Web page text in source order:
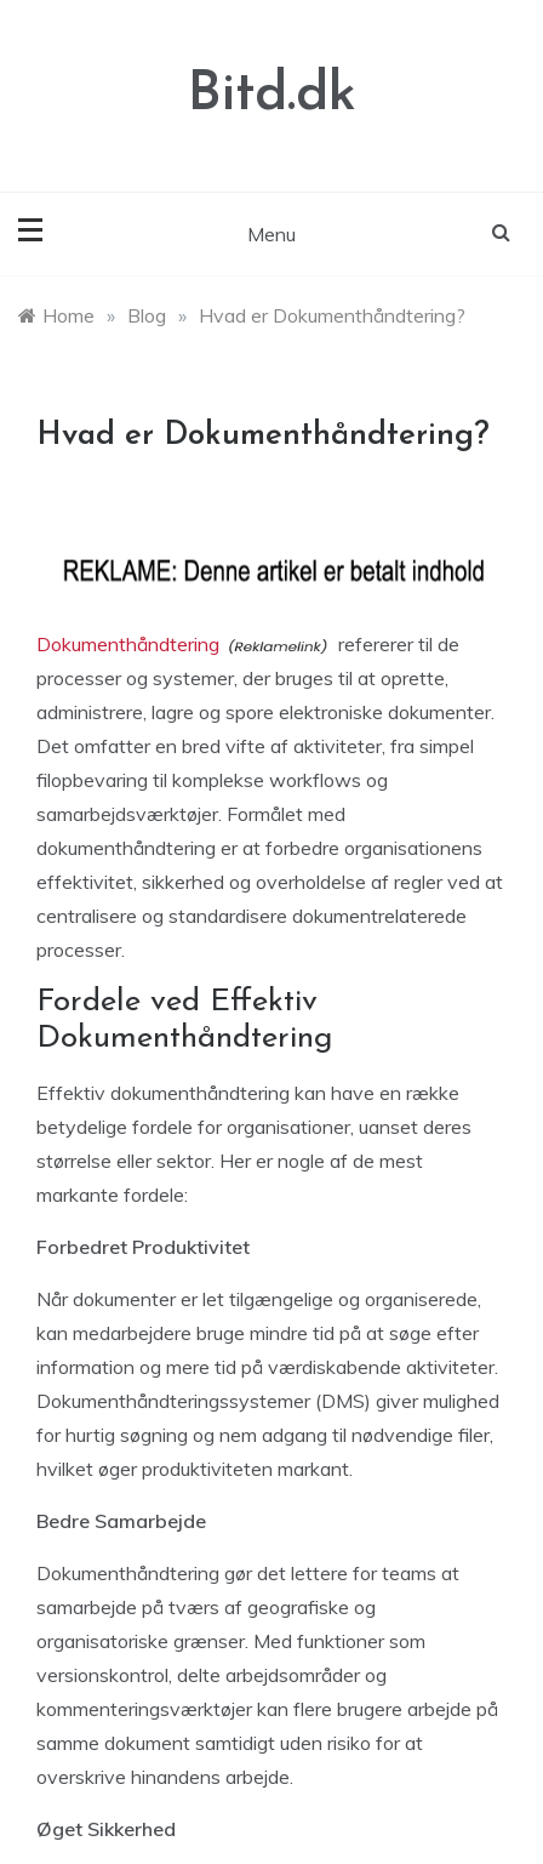
Bitd.dk
Menu
Home » Blog » Hvad er Dokumenthåndtering?
Hvad er Dokumenthåndtering?
Dokumenthåndtering
refererer til de
processer og systemer, der bruges til at oprette,
administrere, lagre og spore elektroniske dokumenter.
Det omfatter en bred vifte af aktiviteter, fra simpel
filopbevaring til komplekse workflows og
samarbejdsværktøjer. Formålet med
dokumenthåndtering er at forbedre organisationens
effektivitet, sikkerhed og overholdelse af regler ved at
centralisere og standardisere dokumentrelaterede
processer.
Fordele ved Effektiv
Dokumenthåndtering
Effektiv dokumenthåndtering kan have en række
betydelige fordele for organisationer, uanset deres
størrelse eller sektor. Her er nogle af de mest
markante fordele:
Forbedret Produktivitet
Når dokumenter er let tilgængelige og organiserede,
kan medarbejdere bruge mindre tid på at søge efter
information og mere tid på værdiskabende aktiviteter.
Dokumenthåndteringssystemer (DMS) giver mulighed
for hurtig søgning og nem adgang til nødvendige filer,
hvilket øger produktiviteten markant.
Bedre Samarbejde
Dokumenthåndtering gør det lettere for teams at
samarbejde på tværs af geografiske og
organisatoriske grænser. Med funktioner som
versionskontrol, delte arbejdsområder og
kommenteringsværktøjer kan flere brugere arbejde på
samme dokument samtidigt uden risiko for at
overskrive hinandens arbejde.
Øget Sikkerhed